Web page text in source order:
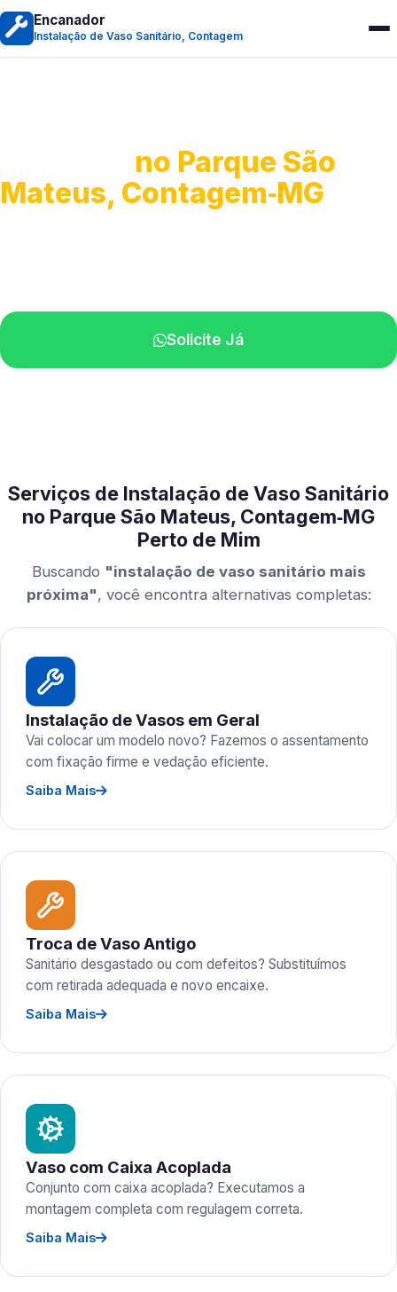
Encanador
Instalação de Vaso Sanitário, Contagem
no Parque São
Mateus, Contagem‑MG
Solicite Já
Serviços de Instalação de Vaso Sanitário
no Parque São Mateus, Contagem‑MG
Perto de Mim
Buscando "instalação de vaso sanitário mais
próxima", você encontra alternativas completas:
Instalação de Vasos em Geral
Vai colocar um modelo novo? Fazemos o assentamento
com fixação firme e vedação eficiente.
Saiba Mais
Troca de Vaso Antigo
Sanitário desgastado ou com defeitos? Substituímos
com retirada adequada e novo encaixe.
Saiba Mais
Vaso com Caixa Acoplada
Conjunto com caixa acoplada? Executamos a
montagem completa com regulagem correta.
Saiba Mais